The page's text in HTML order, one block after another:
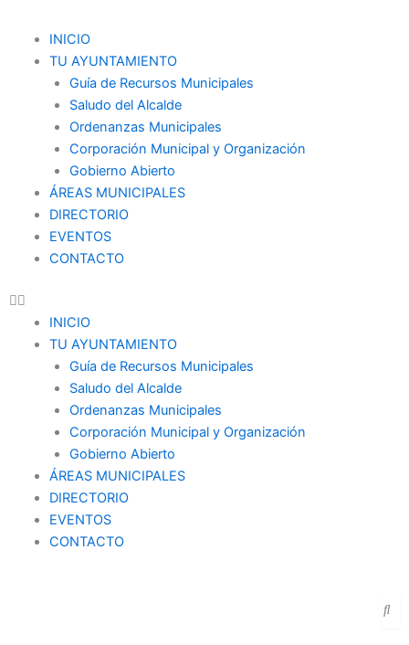
contenido
INICIO
TU AYUNTAMIENTO
Guía de Recursos Municipales
Saludo del Alcalde
Ordenanzas Municipales
Corporación Municipal y Organización
Gobierno Abierto
ÁREAS MUNICIPALES
DIRECTORIO
EVENTOS
CONTACTO
Menu
INICIO
TU AYUNTAMIENTO
Guía de Recursos Municipales
Saludo del Alcalde
Ordenanzas Municipales
Corporación Municipal y Organización
Gobierno Abierto
ÁREAS MUNICIPALES
DIRECTORIO
EVENTOS
CONTACTO